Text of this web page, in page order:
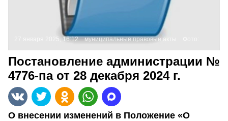
27 января 2025, 16:12 муниципальные правовые акты
Постановление администрации №
4776-па от 28 декабря 2024 г.
О внесении изменений в Положение «О